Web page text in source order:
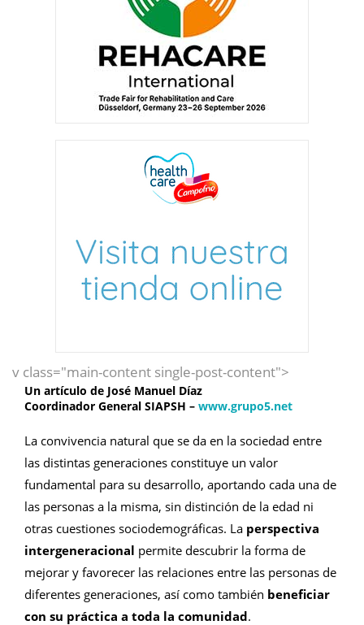
v class="main-content single-post-content">
Un artículo de José Manuel Díaz
Coordinador General SIAPSH – www.grupo5.net
La convivencia natural que se da en la sociedad entre
las distintas generaciones constituye un valor
fundamental para su desarrollo, aportando cada una de
las personas a la misma, sin distinción de la edad ni
otras cuestiones sociodemográficas. La perspectiva
intergeneracional permite descubrir la forma de
mejorar y favorecer las relaciones entre las personas de
diferentes generaciones, así como también beneficiar
con su práctica a toda la comunidad.